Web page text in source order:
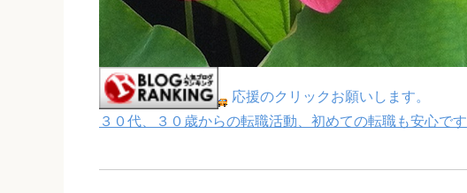
応援のクリックお願いします。
３０代、３０歳からの転職活動、初めての転職も安心です